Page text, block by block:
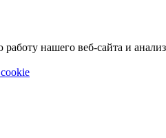
нашего веб-сайта и